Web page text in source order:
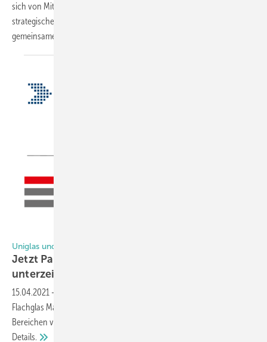
sich von Mitbewerbern abzugrenzen, sondern im Gegenteil, dass
strategische Allianzen ein Zeichen von Stärke und Erfolg sind“, so der
gemeinsame Tenor des Uniglas Beirats und
Uniglas und Flachglas MarkenKreis
Jetzt Partnerschaft in technischen Bereichen
unterzeichnet
15.04.2021 -
Flachglas MarkenKreis haben eine Zusammenarbeit in technischen
Bereichen vereinbart. Diese trat zum 1.4.2021 in Kraft. Hier die
Details.